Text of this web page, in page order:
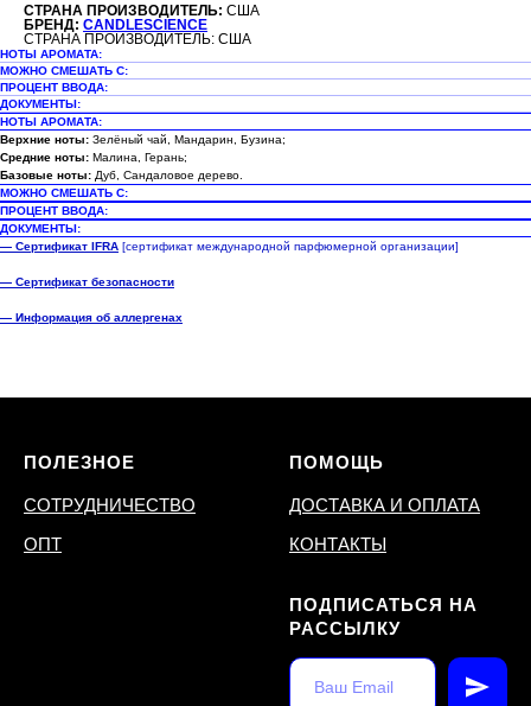
СТРАНА ПРОИЗВОДИТЕЛЬ: США
БРЕНД: CANDLESCIENCE
СТРАНА ПРОИЗВОДИТЕЛЬ: США
НОТЫ АРОМАТА:
МОЖНО СМЕШАТЬ С:
ПРОЦЕНТ ВВОДА:
ДОКУМЕНТЫ:
НОТЫ АРОМАТА:
Верхние ноты: Зелёный чай, Мандарин, Бузина;
Средние ноты: Малина, Герань;
Базовые ноты: Дуб, Сандаловое дерево.
МОЖНО СМЕШАТЬ С:
ПРОЦЕНТ ВВОДА:
ДОКУМЕНТЫ:
— Сертификат IFRA [сертификат международной парфюмерной организации]
— Сертификат безопасности
— Информация об аллергенах
ПОЛЕЗНОЕ
СОТРУДНИЧЕСТВО
ОПТ
ПОМОЩЬ
ДОСТАВКА И ОПЛАТА
КОНТАКТЫ
ПОДПИСАТЬСЯ НА
РАССЫЛКУ